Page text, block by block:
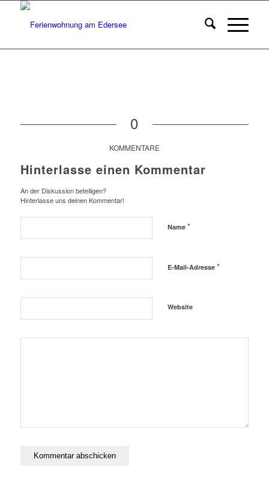
0
KOMMENTARE
Hinterlasse einen Kommentar
An der Diskussion beteiligen?
Hinterlasse uns deinen Kommentar!
Name *
E-Mail-Adresse *
Website